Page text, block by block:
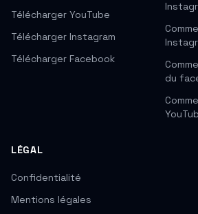
Télécharger YouTube
Télécharger Instagram
Télécharger Facebook
du
LÉGAL
Confidentialité
Mentions légales